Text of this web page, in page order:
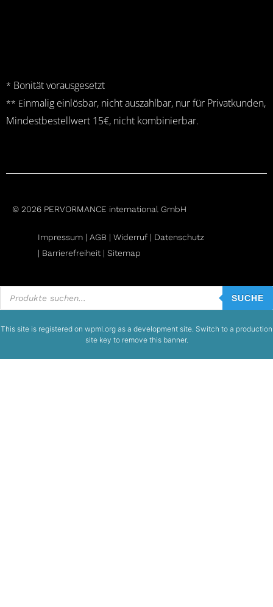
* Bonität vorausgesetzt
** Einmalig einlösbar, nicht auszahlbar, nur für Privatkunden,
Mindestbestellwert 15€, nicht kombinierbar.
© 2026 PERVORMANCE international GmbH
Impressum | AGB | Widerruf | Datenschutz
| Barrierefreiheit | Sitemap
Products
search
SUCHE
This site is registered on wpml.org as a development site. Switch to a production
site key to remove this banner.